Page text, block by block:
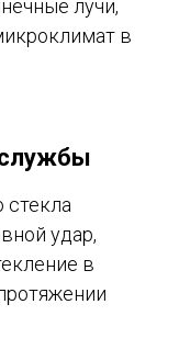
лучи,
в
стекла
удар,
в